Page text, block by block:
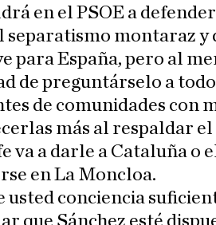
en el PSOE a
separatismo montaraz
para España, pero al
de preguntárselo a
de comunidades con
más al respaldar
va a darle a Cataluña o
en La Moncloa.
usted conciencia
que Sánchez esté